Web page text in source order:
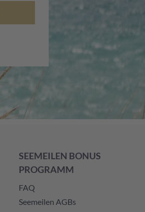
SEEMEILEN BONUS
PROGRAMM
FAQ
Seemeilen AGBs